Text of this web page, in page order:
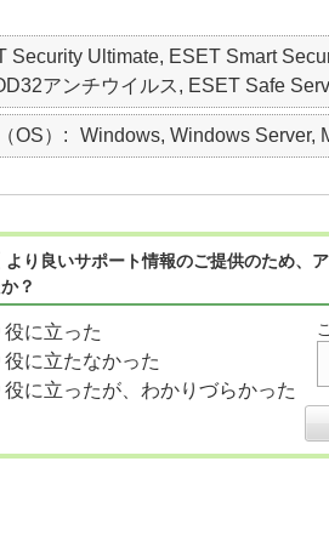
Security Ultimate, ESET Smart
アンチウイルス, ESET Safe
OS） Windows, Windows Server,
より良いサポート情報のご提供のため
？
役に立った
役に立たなかった
役に立ったが、わかりづらかった